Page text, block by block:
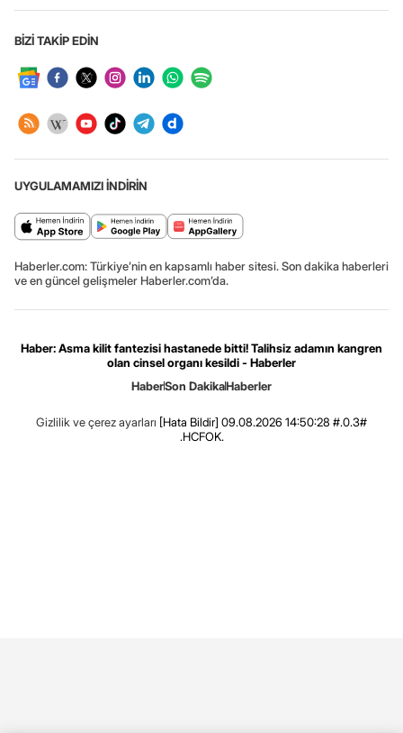
BİZİ TAKİP EDİN
UYGULAMAMIZI İNDİRİN
Haberler.com: Türkiye’nin en kapsamlı haber sitesi. Son dakika haberleri
ve en güncel gelişmeler Haberler.com’da.
Haber: Asma kilit fantezisi hastanede bitti! Talihsiz adamın kangren
olan cinsel organı kesildi - Haberler
HaberSon DakikaHaberler
Gizlilik ve çerez ayarları [Hata Bildir] 09.08.2026 14:50:28 #.0.3#
.HCFOK.